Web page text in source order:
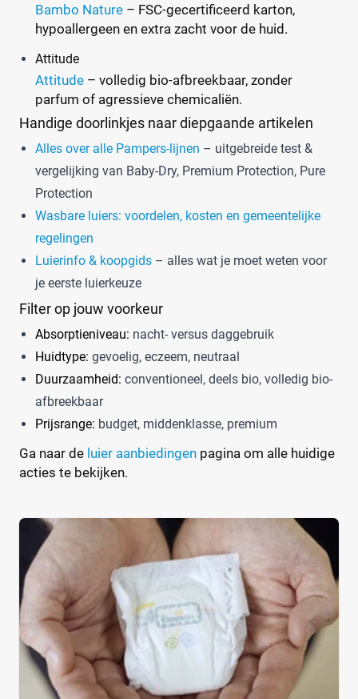
Bambo Nature – FSC-gecertificeerd karton,
hypoallergeen en extra zacht voor de huid.
Attitude
Attitude – volledig bio-afbreekbaar, zonder
parfum of agressieve chemicaliën.
Handige doorlinkjes naar diepgaande artikelen
Alles over alle Pampers-lijnen – uitgebreide test &
vergelijking van Baby-Dry, Premium Protection, Pure
Protection
Wasbare luiers: voordelen, kosten en gemeentelijke
regelingen
Luierinfo & koopgids – alles wat je moet weten voor
je eerste luierkeuze
Filter op jouw voorkeur
Absorptieniveau: nacht- versus daggebruik
Huidtype: gevoelig, eczeem, neutraal
Duurzaamheid: conventioneel, deels bio, volledig bio-
afbreekbaar
Prijsrange: budget, middenklasse, premium
Ga naar de luier aanbiedingen pagina om alle huidige
acties te bekijken.